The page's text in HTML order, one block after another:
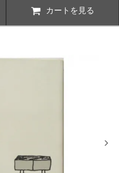
カートを見る